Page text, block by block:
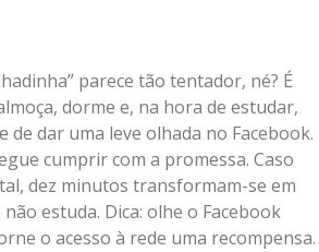
parece tão tentador, né? É
dorme e, na hora de estudar,
de dar uma leve olhada no Facebook.
cumprir com a promessa. Caso
dez minutos transformam-se em
estuda. Dica: olhe o Facebook
o acesso à rede uma recompensa.